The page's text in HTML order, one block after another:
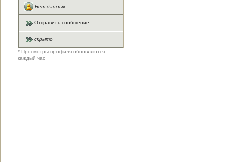
Нет данных
Отправить сообщение
скрыто
* Просмотры профиля обновляются
каждый час